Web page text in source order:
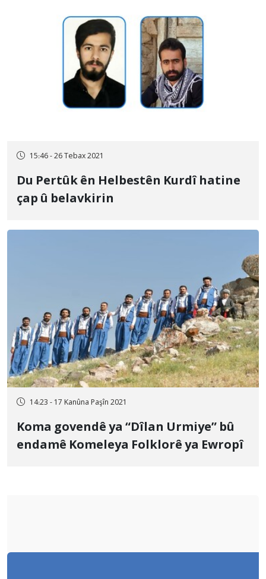
15:46 - 26 Tebax 2021
Du Pertûk ên Helbestên Kurdî hatine
çap û belavkirin
14:23 - 17 Kanûna Paşîn 2021
Koma govendê ya “Dîlan Urmiye” bû
endamê Komeleya Folklorê ya Ewropî